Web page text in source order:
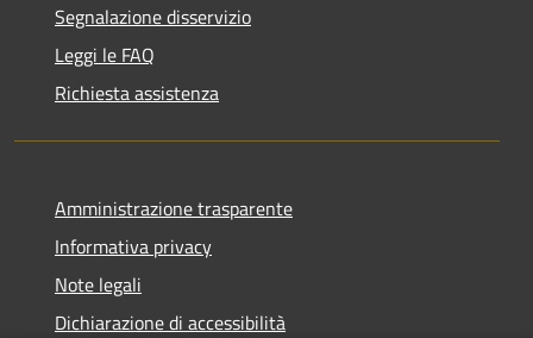
Segnalazione disservizio
Leggi le FAQ
Richiesta assistenza
Amministrazione trasparente
Informativa privacy
Note legali
Dichiarazione di accessibilità